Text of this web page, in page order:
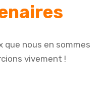
que nous en sommes
vivement !